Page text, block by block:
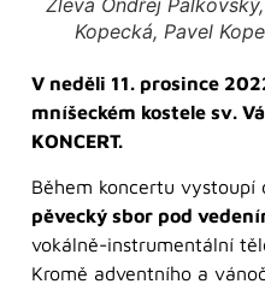
Kopecká, Pavel
V neděli 11. prosince
mníšeckém kostele sv.
KONCERT.
Během koncertu vystoupí
pěvecký sbor pod
vokálně-instrumentální
Kromě adventního a